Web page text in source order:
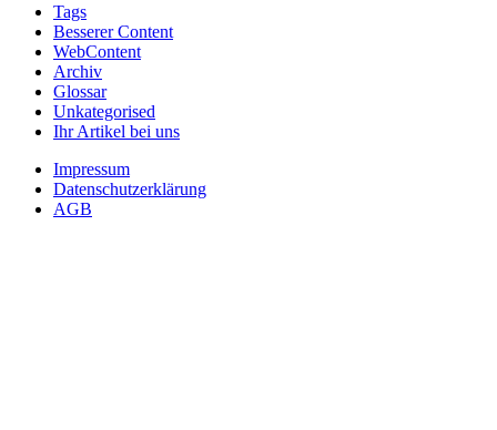
Tags
Besserer Content
WebContent
Archiv
Glossar
Unkategorised
Ihr Artikel bei uns
Impressum
Datenschutzerklärung
AGB